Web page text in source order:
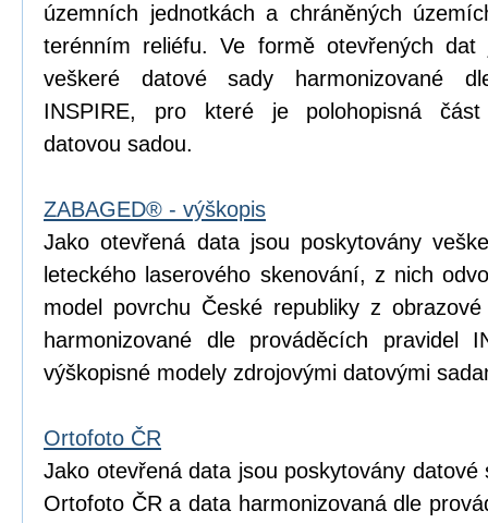
územních jednotkách a chráněných
terénním reliéfu. Ve formě otevřených
veškeré datové sady harmonizované
INSPIRE, pro které je polohopisná část
datovou sadou.
ZABAGED® - výškopis
Jako otevřená data jsou poskytovány
leteckého laserového skenování, z nich
model povrchu České republiky z
harmonizované dle prováděcích pravidel
výškopisné modely zdrojovými datovými
Ortofoto ČR
Jako otevřená data jsou poskytovány
Ortofoto ČR a data harmonizovaná dle